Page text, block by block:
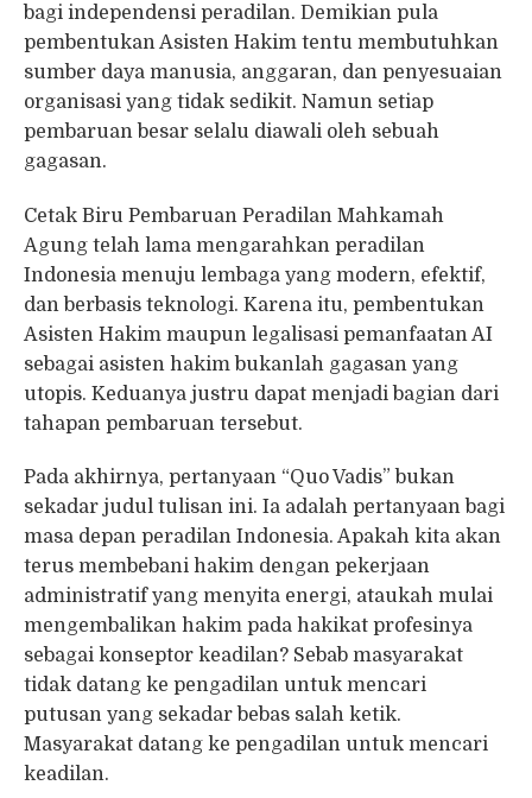
bagi independensi peradilan. Demikian pula
pembentukan Asisten Hakim tentu membutuhkan
sumber daya manusia, anggaran, dan penyesuaian
organisasi yang tidak sedikit. Namun setiap
pembaruan besar selalu diawali oleh sebuah
gagasan.
Cetak Biru Pembaruan Peradilan Mahkamah
Agung telah lama mengarahkan peradilan
Indonesia menuju lembaga yang modern, efektif,
dan berbasis teknologi. Karena itu, pembentukan
Asisten Hakim maupun legalisasi pemanfaatan AI
sebagai asisten hakim bukanlah gagasan yang
utopis. Keduanya justru dapat menjadi bagian dari
tahapan pembaruan tersebut.
Pada akhirnya, pertanyaan “Quo Vadis” bukan
sekadar judul tulisan ini. Ia adalah pertanyaan bagi
masa depan peradilan Indonesia. Apakah kita akan
terus membebani hakim dengan pekerjaan
administratif yang menyita energi, ataukah mulai
mengembalikan hakim pada hakikat profesinya
sebagai konseptor keadilan? Sebab masyarakat
tidak datang ke pengadilan untuk mencari
putusan yang sekadar bebas salah ketik.
Masyarakat datang ke pengadilan untuk mencari
keadilan.